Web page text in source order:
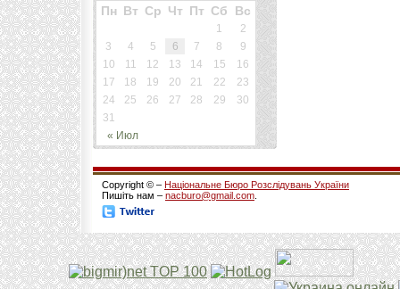
Пн Вт Ср Чт Пт Сб Вс
« Июл
1
2
3
4 5 6 7 8
9
10
11 12 13 14 15
16
17
18 19 20 21 22
23
24
25 26 27 28 29
30
31
Copyright © – Національне Бюро Розслідувань України
Пишіть нам – nacburo@gmail.com